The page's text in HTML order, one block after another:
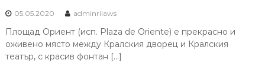
05.05.2020 adminrilaws
Площад Ориент (исп. Plaza de Oriente) е прекрасно и
оживено място между Кралския дворец и Кралския
театър, с красив фонтан […]